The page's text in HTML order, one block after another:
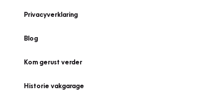
Privacyverklaring
Blog
Kom gerust verder
Historie vakgarage